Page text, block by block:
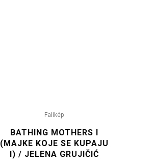
Falikép
BATHING MOTHERS I
(MAJKE KOJE SE KUPAJU
I) / JELENA GRUJIČIĆ